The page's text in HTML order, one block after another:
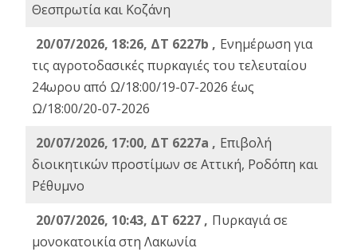
Θεσπρωτία και Κοζάνη
20/07/2026, 18:26, ΔΤ 6227b , Ενημέρωση για
τις αγροτοδασικές πυρκαγιές του τελευταίου
24ωρου από Ω/18:00/19-07-2026 έως
Ω/18:00/20-07-2026
20/07/2026, 17:00, ΔΤ 6227a , Επιβολή
διοικητικών προστίμων σε Αττική, Ροδόπη και
Ρέθυμνο
20/07/2026, 10:43, ΔΤ 6227 , Πυρκαγιά σε
μονοκατοικία στη Λακωνία